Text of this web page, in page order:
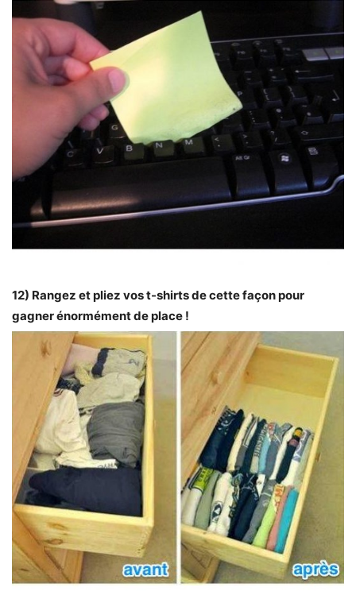
12) Rangez et pliez vos t-shirts de cette façon pour
gagner énormément de place !